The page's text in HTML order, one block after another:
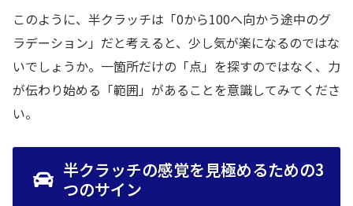
このように、半クラッチは「0から100へ向かう途中のグ
ラデーション」だと考えると、少し気が楽になるのではな
いでしょうか。一箇所だけの「点」を探すのではなく、力
が伝わり始める「範囲」があることを意識してみてくださ
い。
半クラッチの感覚を見極めるための3
つのサイン